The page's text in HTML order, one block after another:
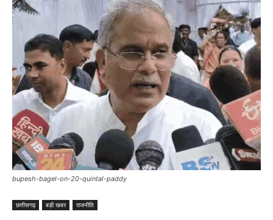
bupesh-bagel-on-20-quintal-paddy
छत्तीसगढ़ बड़ी खबर राजनीति